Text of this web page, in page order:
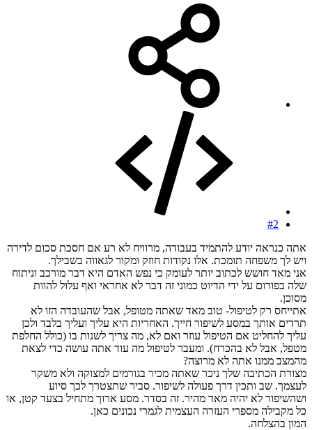
#2
אתה כנראה יודע להתמיד בעבודה, מרוויח לא רע אם חסכת סכום לדירה
ויש לך משפחה תומכת. אלו נקודות חוזק ומקור לגאווה בשבילך.
אני מאד חושש לכתוב יותר לעומק כי נפש האדם היא דבר מורכב וניתוח
שלה בפורום על ידי הדיוט כמוני זה דבר לא אחראי ואף עלול להוות
מסוכן.
אתייחס רק לטיפול- טוב מאד שאתה מטופל, אבל שהעובדה הזו לא
תרדים אותך במסע לשיפור חייך. האחריות היא עליך ועליך בלבד ולכן
עליך להחליט אם הטיפול עוזר ואם לא, מה צריך לשנות בו (כולל החלפת
מטפל, אבל לא בהכרח). ומעבר לטיפול מה עוד אתה עושה כדי לצאת
מהמצב ממנו אתה לא מרוצה?
מצורת הכתיבה שלך ניכר שאתה מכיר בגורמים למצוקה ולא משקר
לעצמך. שב ותכין דרך פעולה לשיפור. סביר שתצטרך לכך סיוע
ושהשיפור לא יהיה מאד מהיר. זה בסדר. מסע ארוך מתחיל בצעד קטן, או
כל מקבילה מספרי העזרה העצמית לגמרי נכונים כאן.
המון בהצלחה.